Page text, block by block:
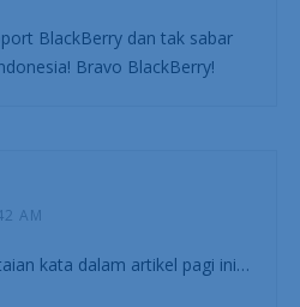
BlackBerry dan tak sabar
Bravo BlackBerry!
AM
kata dalam artikel pagi ini…